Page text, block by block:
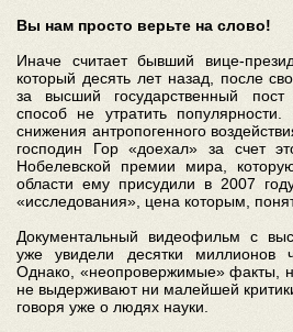
Вы нам просто верьте на слово!
Иначе считает бывший вице-
который десять лет назад, после
за высший государственный
способ не утратить популярности.
снижения антропогенного
господин Гор «доехал» за счет
Нобелевской премии мира,
области ему присудили в 2007
«исследования», цена которым,
Документальный видеофильм с
уже увидели десятки миллионов
Однако, «неопровержимые» факты,
не выдерживают ни малейшей
говоря уже о людях науки.